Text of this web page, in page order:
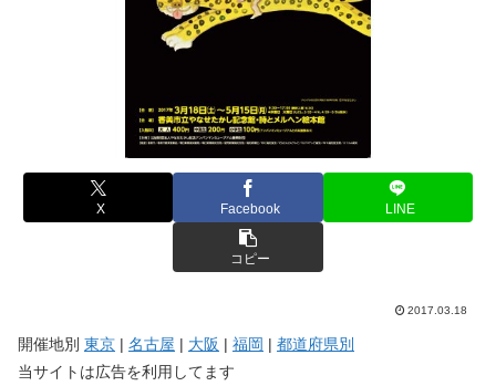
X Facebook LINE
コピー
2017.03.18
開催地別 東京 | 名古屋 | 大阪 | 福岡 | 都道府県別
当サイトは広告を利用してます